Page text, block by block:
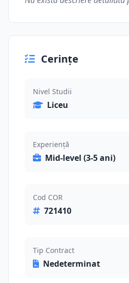
Cerințe
Nivel Studii
Liceu
Experiență
Mid-level (3-5 ani)
Cod COR
721410
Tip Contract
Nedeterminat